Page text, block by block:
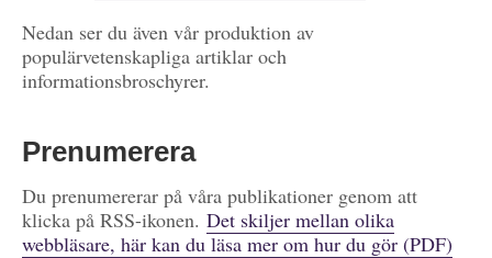
Nedan ser du även vår produktion av
populärvetenskapliga artiklar och
informationsbroschyrer.
Prenumerera
Du prenumererar på våra publikationer genom att
klicka på RSS-ikonen. Det skiljer mellan olika
webbläsare, här kan du läsa mer om hur du gör (PDF)